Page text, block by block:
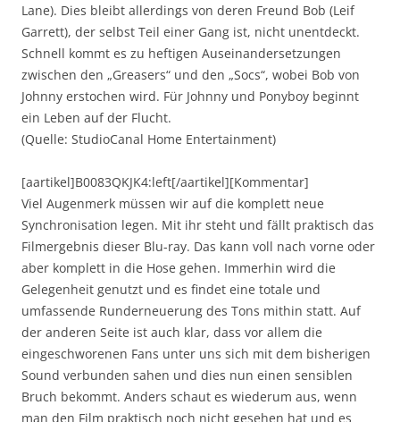
Lane). Dies bleibt allerdings von deren Freund Bob (Leif
Garrett), der selbst Teil einer Gang ist, nicht unentdeckt.
Schnell kommt es zu heftigen Auseinandersetzungen
zwischen den „Greasers“ und den „Socs“, wobei Bob von
Johnny erstochen wird. Für Johnny und Ponyboy beginnt
ein Leben auf der Flucht.
(Quelle: StudioCanal Home Entertainment)
[aartikel]B0083QKJK4:left[/aartikel][Kommentar]
Viel Augenmerk müssen wir auf die komplett neue
Synchronisation legen. Mit ihr steht und fällt praktisch das
Filmergebnis dieser Blu-ray. Das kann voll nach vorne oder
aber komplett in die Hose gehen. Immerhin wird die
Gelegenheit genutzt und es findet eine totale und
umfassende Runderneuerung des Tons mithin statt. Auf
der anderen Seite ist auch klar, dass vor allem die
eingeschworenen Fans unter uns sich mit dem bisherigen
Sound verbunden sahen und dies nun einen sensiblen
Bruch bekommt. Anders schaut es wiederum aus, wenn
man den Film praktisch noch nicht gesehen hat und es